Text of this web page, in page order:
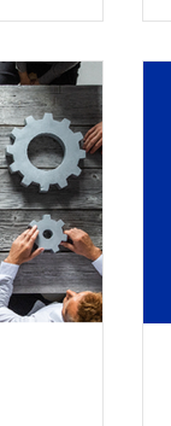
2026/1457)
allocazione
metà del
di
con cui
di lib